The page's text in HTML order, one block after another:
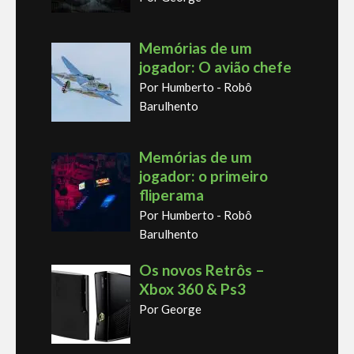
Memórias de um
jogador: O avião chefe
Por Humberto - Robô
Barulhento
Memórias de um
jogador: o primeiro
fliperama
Por Humberto - Robô
Barulhento
Os novos Retrôs –
Xbox 360 & Ps3
Por George